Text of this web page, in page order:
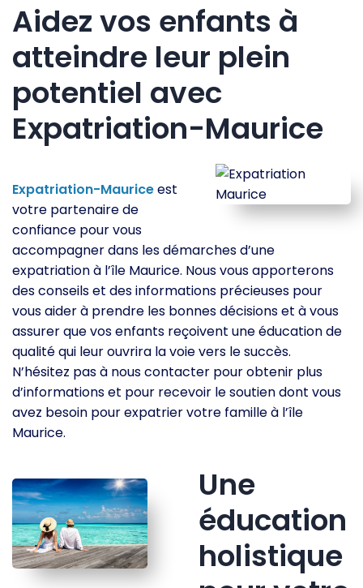
Aidez vos enfants à
atteindre leur plein
potentiel avec
Expatriation-Maurice
Expatriation-Mauriceest
votre partenaire de
confiance pour vous
accompagner dans les démarches d’une
expatriation à l’île Maurice. Nous vous apporterons
des conseils et des informations précieuses pour
vous aider à prendre les bonnes décisions et à vous
assurer que vos enfants reçoivent une éducation de
qualité qui leur ouvrira la voie vers le succès.
N’hésitez pas à nous contacter pour obtenir plus
d’informations et pour recevoir le soutien dont vous
avez besoin pour expatrier votre famille à l’île
Maurice.
Une
éducation
holistique